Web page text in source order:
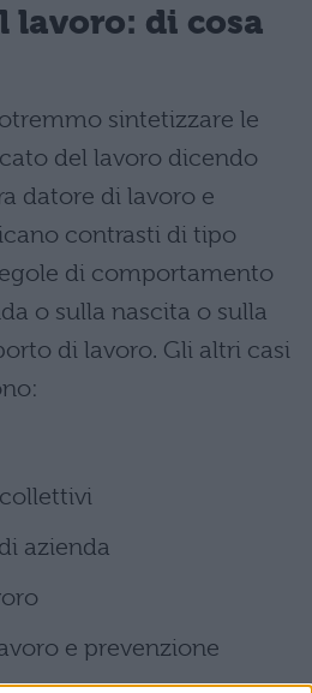
lavoro: di cosa
sintetizzare le
del lavoro dicendo
datore di lavoro e
contrasti di tipo
di comportamento
o sulla nascita o sulla
di lavoro. Gli altri casi
azienda
e prevenzione